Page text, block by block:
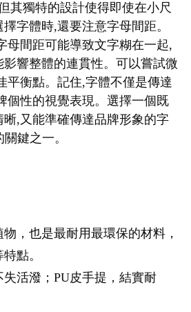
其獨特的設計使得即使在小尺
字體時,還要注意字母間距。
母間距可能導致文字糊在一起,
響整體的連貫性。可以嘗試微
平衡點。記住,字體不僅是傳達
個性的視覺表現。選擇一個既
,又能準確傳達品牌形象的字
鍵之一。
，也是最耐用最環保的材料，
點。
活潑；PU皮手提，結實耐